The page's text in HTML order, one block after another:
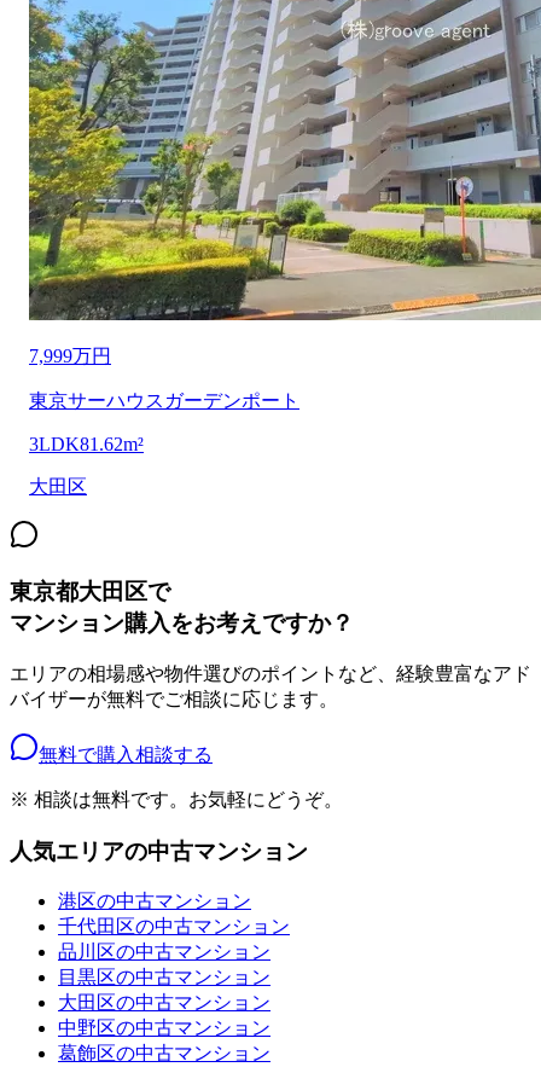
7,999万円
東京サーハウスガーデンポート
3LDK81.62m²
大田区
東京都大田区で
マンション購入をお考えですか？
エリアの相場感や物件選びのポイントなど、経験豊富なアド
バイザーが無料でご相談に応じます。
無料で購入相談する
※ 相談は無料です。お気軽にどうぞ。
人気エリアの中古マンション
港区の中古マンション
千代田区の中古マンション
品川区の中古マンション
目黒区の中古マンション
大田区の中古マンション
中野区の中古マンション
葛飾区の中古マンション